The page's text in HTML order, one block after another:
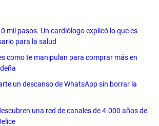
mil pasos. Un cardiólogo explicó lo que es
para la salud
como te manipulan para comprar más en
un descanso de WhatsApp sin borrar la
una red de canales de 4.000 años de